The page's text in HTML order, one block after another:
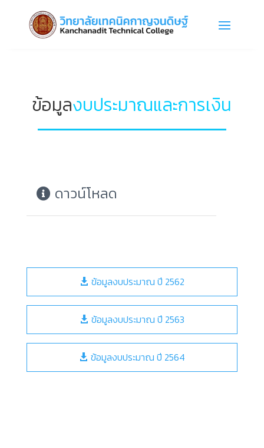
ข้อมูลงบประมาณและการเงิน
ดาวน์โหลด
ข้อมูลงบประมาณ ปี 2562
ข้อมูลงบประมาณ ปี 2563
ข้อมูลงบประมาณ ปี 2564